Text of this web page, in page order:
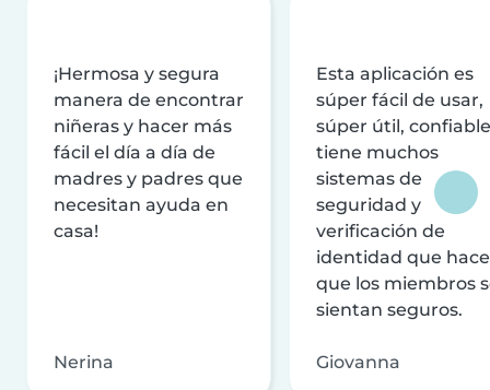
¡Hermosa y segura
manera de encontrar
niñeras y hacer más
fácil el día a día de
madres y padres que
necesitan ayuda en
casa!
Nerina
Esta aplicación es
súper fácil de usar,
súper útil,
tiene muchos
sistemas de
seguridad y
verificación de
identidad que
que los miembros
sientan seguros.
Giovanna